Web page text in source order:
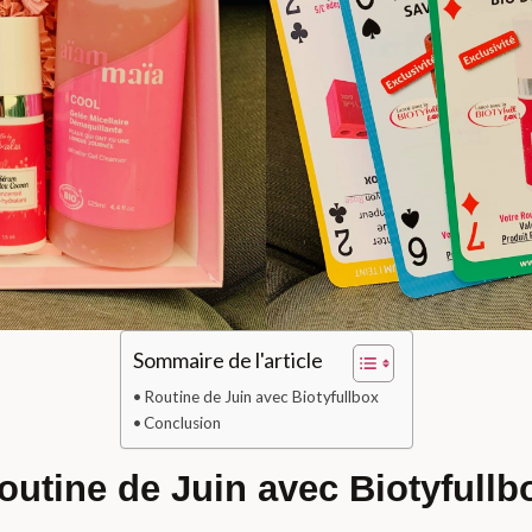
Sommaire de l'article
Routine de Juin avec Biotyfullbox
Conclusion
de Juin avec